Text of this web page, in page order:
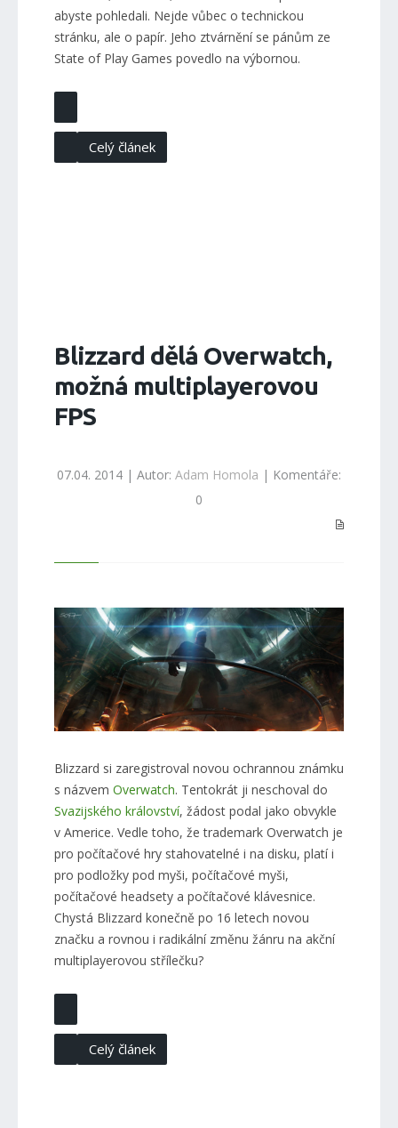
abyste pohledali. Nejde vůbec o technickou
stránku, ale o papír. Jeho ztvárnění se pánům ze
State of Play Games povedlo na výbornou.
Celý článek
Blizzard dělá Overwatch,
možná multiplayerovou
FPS
07.04. 2014 | Autor: Adam Homola | Komentáře:
0
Blizzard si zaregistroval novou ochrannou známku
s názvem Overwatch. Tentokrát ji neschoval do
Svazijského království, žádost podal jako obvykle
v Americe. Vedle toho, že trademark Overwatch je
pro počítačové hry stahovatelné i na disku, platí i
pro podložky pod myši, počítačové myši,
počítačové headsety a počítačové klávesnice.
Chystá Blizzard konečně po 16 letech novou
značku a rovnou i radikální změnu žánru na akční
multiplayerovou střílečku?
Celý článek